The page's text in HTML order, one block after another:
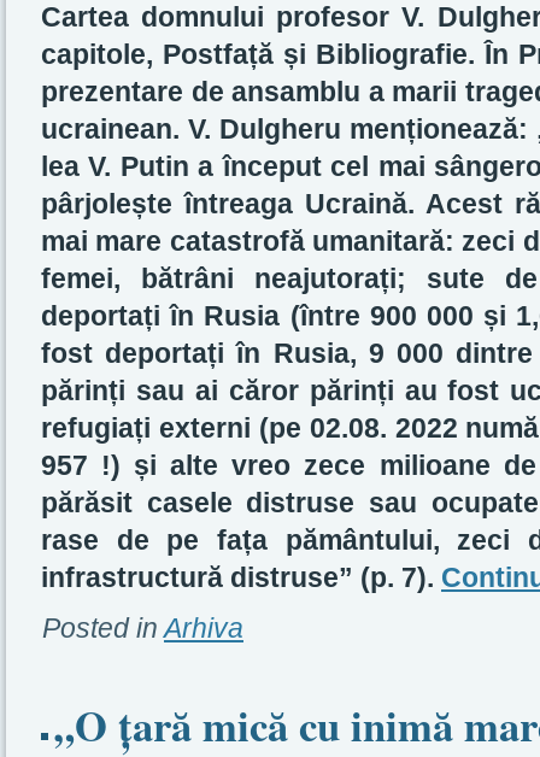
Cartea domnului profesor V.
capitole, Postfață și Bibliografie. În
prezentare de ansamblu a marii
ucrainean. V. Dulgheru
lea V. Putin a început cel mai
pârjolește întreaga Ucraină. Acest
mai mare catastrofă umanitară: zeci
femei, bătrâni neajutorați; sute
deportați în Rusia (între 900 000 și
fost deportați în Rusia, 9 000
părinți sau ai căror părinți au fost
refugiați externi (pe 02.08. 2022
957 !) și alte vreo zece milioane
părăsit casele distruse sau
rase de pe fața pământului, zeci
infrastructură distruse” (p. 7).
Posted in Arhiva
„O țară mică cu inimă